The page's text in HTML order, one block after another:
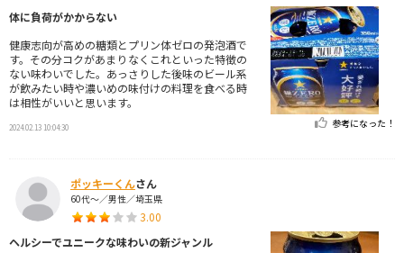
体に負荷がかからない
健康志向が高めの糖類とプリン体ゼロの発泡酒で
す。その分コクがあまりなくこれといった特徴の
ない味わいでした。あっさりした後味のビール系
が飲みたい時や濃いめの味付けの料理を食べる時
は相性がいいと思います。
2024.02.13 10:04:30 参考になった！
ポッキーくんさん
60代～／男性／埼玉県
3.00
ヘルシーでユニークな味わいの新ジャンル